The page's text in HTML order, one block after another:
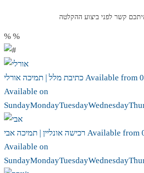
קשר לפני ביצוע ההקלטה
% %
כתיבת מלל | תמיכה Available from
Available on
SundayMondayTuesdayWednesday
רכישה אונליין | תמיכה Available from
Available on
SundayMondayTuesdayWednesday